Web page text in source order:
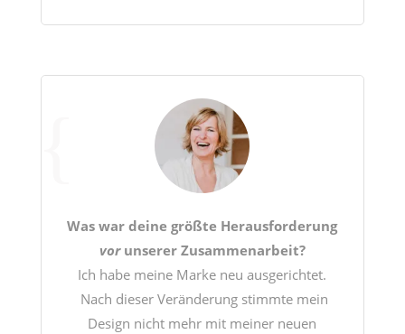
Was war deine größte Herausforderung
vorunserer Zusammenarbeit?
Ich habe meine Marke neu ausgerichtet.
Nach dieser Veränderung stimmte mein
Design nicht mehr mit meiner neuen